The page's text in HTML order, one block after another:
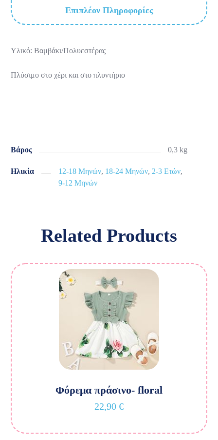
Επιπλέον Πληροφορίες
Υλικό: Βαμβάκι/Πολυεστέρας
Πλύσιμο στο χέρι και στο πλυντήριο
Βάρος 0,3 kg
Ηλικία 12-18 Μηνών, 18-24 Μηνών, 2-3 Ετών,
9-12 Μηνών
Related Products
Φόρεμα πράσινο- floral
22,90 €